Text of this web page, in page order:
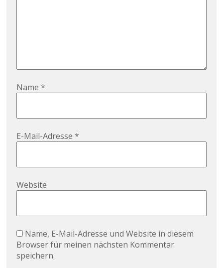
Name*
E-Mail-Adresse*
Website
Name, E-Mail-Adresse und Website in diesem
Browser für meinen nächsten Kommentar
speichern.